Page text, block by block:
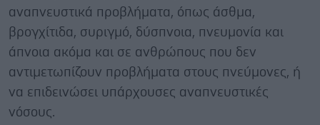
αναπνευστικά προβλήματα, όπως άσθμα,
βρογχίτιδα, συριγμό, δύσπνοια, πνευμονία και
άπνοια ακόμα και σε ανθρώπους που δεν
αντιμετωπίζουν προβλήματα στους πνεύμονες, ή
να επιδεινώσει υπάρχουσες αναπνευστικές
νόσους.